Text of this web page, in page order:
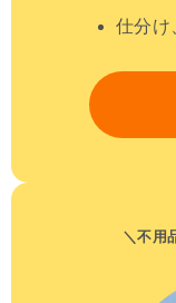
仕分け
＼不用